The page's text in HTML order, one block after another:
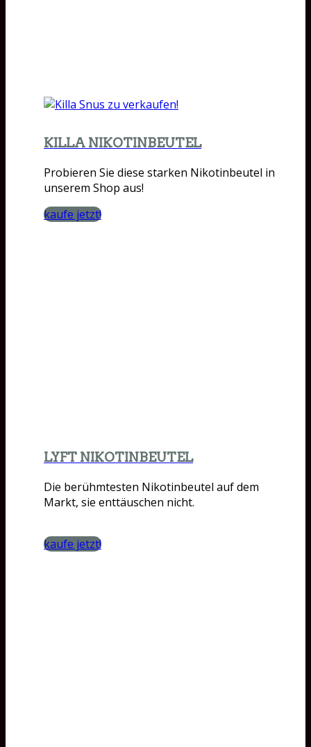
KILLA NIKOTINBEUTEL
Probieren Sie diese starken Nikotinbeutel in
unserem Shop aus!
kaufe jetzt!
LYFT NIKOTINBEUTEL
Die berühmtesten Nikotinbeutel auf dem
Markt, sie enttäuschen nicht.
kaufe jetzt!